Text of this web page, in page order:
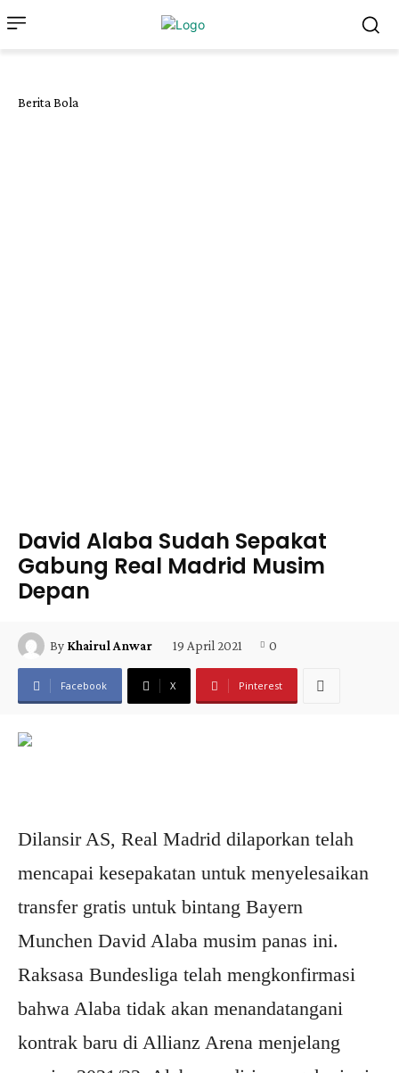
Berita Bola
David Alaba Sudah Sepakat
Gabung Real Madrid Musim
Depan
By Khairul Anwar 19 April 2021 0
Facebook X Pinterest
Dilansir AS, Real Madrid dilaporkan telah
mencapai kesepakatan untuk menyelesaikan
transfer gratis untuk bintang Bayern
Munchen David Alaba musim panas ini.
Raksasa Bundesliga telah mengkonfirmasi
bahwa Alaba tidak akan menandatangani
kontrak baru di Allianz Arena menjelang